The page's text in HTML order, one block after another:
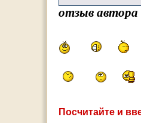
отзыв
Посчитайте и